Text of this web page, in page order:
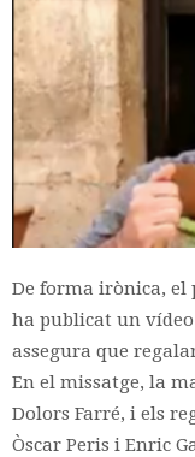
De forma irònica, el
ha publicat un vídeo
assegura que
En el missatge, la
Dolors Farré, i els
Òscar Peris i Enric